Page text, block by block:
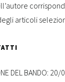
articoli
DEL BANDO: